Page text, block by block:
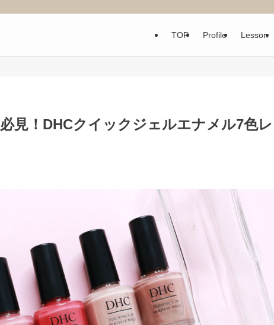
TOP Profile Lesson
見！DHCクイックジェルエナメル7色レ